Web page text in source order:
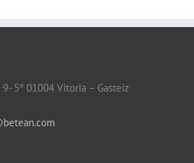
5º 01004 Vitoria – Gasteiz